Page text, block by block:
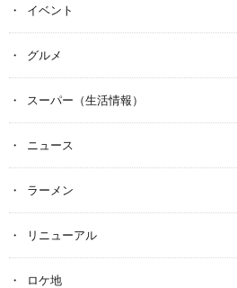
イベント
グルメ
スーパー（生活情報）
ニュース
ラーメン
リニューアル
ロケ地